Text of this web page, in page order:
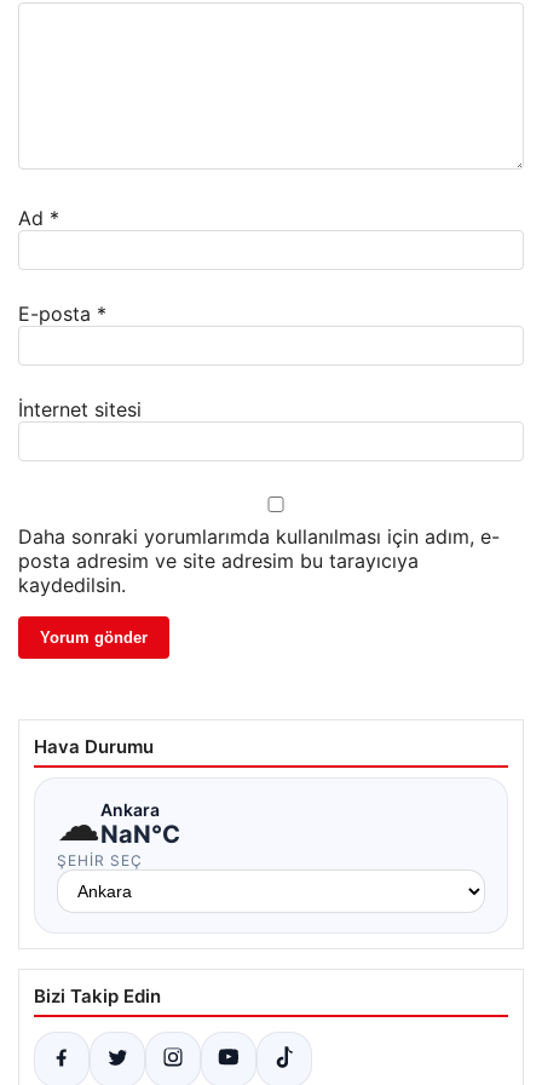
Ad *
E-posta *
İnternet sitesi
Daha sonraki yorumlarımda kullanılması için adım, e-
posta adresim ve site adresim bu tarayıcıya
kaydedilsin.
Hava Durumu
☁Ankara
NaN°C
ŞEHIR SEÇ
Bizi Takip Edin